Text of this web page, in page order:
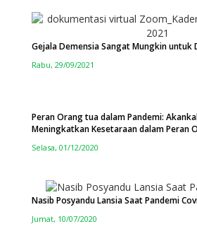
Gejala Demensia Sangat Mungkin untuk
Rabu, 29/09/2021
Peran Orang tua dalam Pandemi:
Meningkatkan Kesetaraan dalam Peran
Selasa, 01/12/2020
Nasib Posyandu Lansia Saat Pandemi
Jumat, 10/07/2020